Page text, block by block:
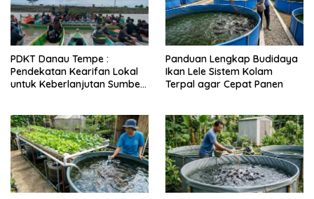
PDKT Danau Tempe :
Pendekatan Kearifan Lokal
untuk Keberlanjutan Sumber
Panduan Lengkap Budidaya
Ikan Lele Sistem Kolam
Terpal agar Cepat Panen